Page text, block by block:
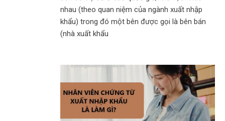
nhau (theo quan niệm của ngành xuất nhập
khẩu) trong đó một bên được gọi là bên bán
(nhà xuất khẩu